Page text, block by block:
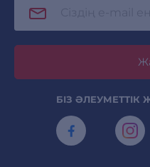
БІЗ ӘЛЕУМЕТТІК